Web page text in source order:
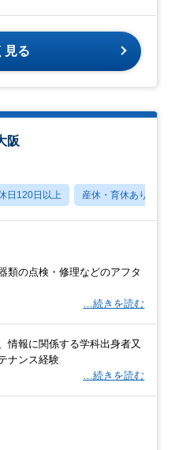
見る
阪
日120日以上 産休・育休あり
類の点検・修理などのアフタ
…続きを読む
情報に関係する学科出身者又
ナンス経験
…続きを読む